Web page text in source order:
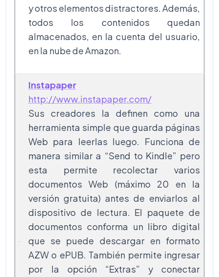
y otros elementos distractores. Además,
todos los contenidos quedan
almacenados, en la cuenta del usuario,
en la nube de Amazon.
Instapaper
http://www.instapaper.com/
Sus creadores la definen como una
herramienta simple que guarda páginas
Web para leerlas luego. Funciona de
manera similar a “Send to Kindle” pero
esta permite recolectar varios
documentos Web (máximo 20 en la
versión gratuita) antes de enviarlos al
dispositivo de lectura. El paquete de
documentos conforma un libro digital
que se puede descargar en formato
AZW o ePUB. También permite ingresar
por la opción “Extras” y conectar